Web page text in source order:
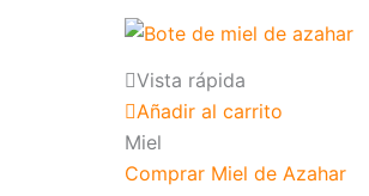
Vista rápida
Añadir al carrito
Miel
Comprar Miel de Azahar